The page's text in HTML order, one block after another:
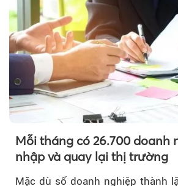
Mỗi tháng có 26.700 doanh
nhập và quay lại thị trường
Mặc dù số doanh nghiệp thành